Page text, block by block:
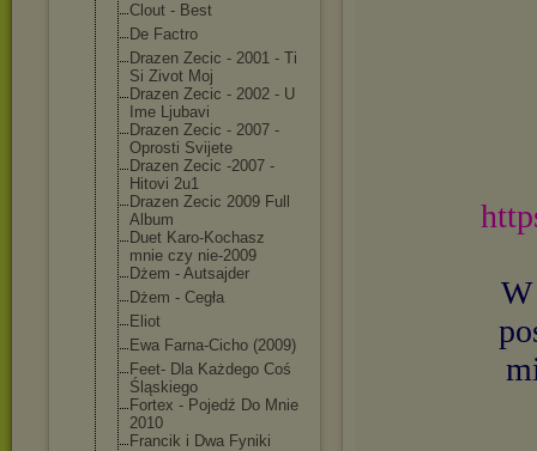
Clout - Best
De Factro
Drazen Zecic - 2001 - Ti
Si Zivot Moj
Drazen Zecic - 2002 - U
Ime Ljubavi
Drazen Zecic - 2007 -
Oprosti Svijete
Drazen Zecic -2007 -
Hitovi 2u1
Drazen Zecic 2009 Full
Album
Duet Karo-Kochasz
mnie czy nie-2009
Dżem - Autsajder
Dżem - Cegła
Eliot
Ewa Farna-Cicho (2009)
Feet- Dla Każdego Coś
Śląskiego
Fortex - Pojedź Do Mnie
2010
Francik i Dwa Fyniki